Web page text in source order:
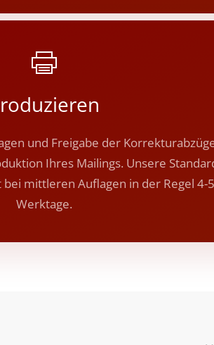
und Freigabe der
Ihres Mailings. Unsere
mittleren Auflagen in der Regel 4-5
Werktage.